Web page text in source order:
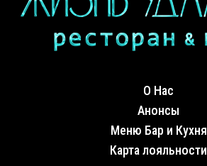
О Нас
Анонсы
Меню Бар и Кухня
Карта лояльности